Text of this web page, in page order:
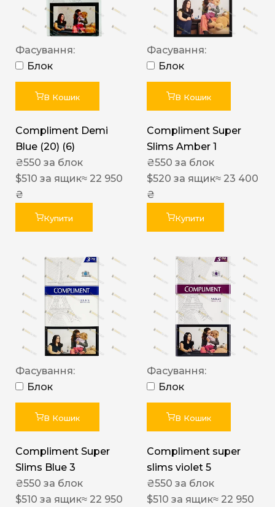
Фасування:
Блок
В Кошик
Compliment Demi
Blue (20) (6)
₴550 за блок
$510 за ящик≈ 22 950
₴
Купити
Фасування:
Блок
В Кошик
Compliment Super
Slims Amber 1
₴550 за блок
$520 за ящик≈ 23 400
₴
Купити
Фасування:
Блок
В Кошик
Compliment Super
Slims Blue 3
₴550 за блок
$510 за ящик≈ 22 950
Фасування:
Блок
В Кошик
Compliment super
slims violet 5
₴550 за блок
$510 за ящик≈ 22 950